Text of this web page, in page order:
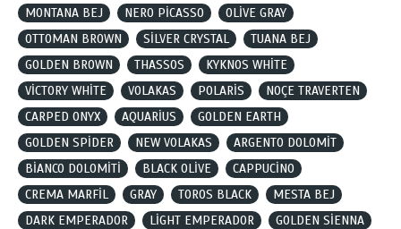
MONTANA BEJ
NERO PİCASSO
OLİVE GRAY
OTTOMAN BROWN
SİLVER CRYSTAL
TUANA BEJ
GOLDEN BROWN
THASSOS
KYKNOS WHİTE
VİCTORY WHİTE
VOLAKAS POLARİS
NOÇE TRAVERTEN
CARPED ONYX
AQUARİUS
GOLDEN EARTH
GOLDEN SPİDER
NEW VOLAKAS
ARGENTO DOLOMİT
BİANCO DOLOMİTİ
BLACK OLİVE
CAPPUCİNO
CREMA MARFİL
GRAY TOROS BLACK
MESTA BEJ
DARK EMPERADOR
LİGHT EMPERADOR
GOLDEN SİENNA